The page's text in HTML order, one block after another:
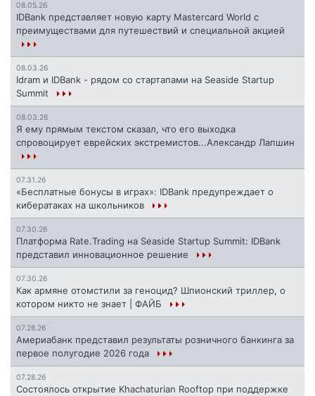
08.05.26
IDBank представляет новую карту Mastercard World с
преимуществами для путешествий и специальной акцией
08.03.26
Idram и IDBank - рядом со стартапами на Seaside Startup
Summit
08.03.26
Я ему прямым текстом сказал, что его выходка
спровоцирует еврейских экстремистов...Александр Лапшин
07.31.26
«Бесплатные бонусы в играх»: IDBank предупреждает о
кибератаках на школьников
07.30.26
Платформа Rate.Trading на Seaside Startup Summit: IDBank
представил инновационное решение
07.30.26
Как армяне отомстили за геноцид? Шпионский триллер, о
котором никто не знает | ФАЙБ
07.28.26
Америабанк представил результаты розничного банкинга за
первое полугодие 2026 года
07.28.26
Состоялось открытие Khachaturian Rooftop при поддержке